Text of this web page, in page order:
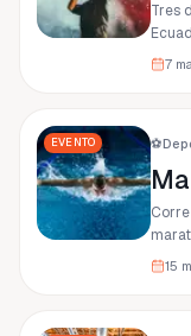
Tres
7
EVENTO ⚽
15